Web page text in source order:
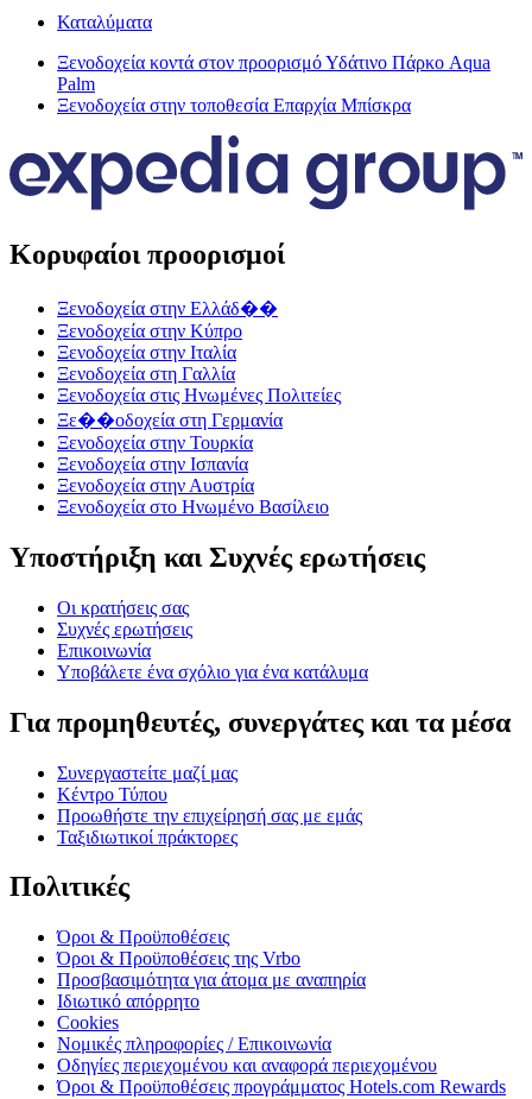
Καταλύματα
Ξενοδοχεία κοντά στον προορισμό Υδάτινο Πάρκο Aqua
Palm
Ξενοδοχεία στην τοποθεσία Επαρχία Μπίσκρα
Κορυφαίοι προορισμοί
Ξενοδοχεία στην Ελλάδ��
Ξενοδοχεία στην Κύπρο
Ξενοδοχεία στην Ιταλία
Ξενοδοχεία στη Γαλλία
Ξενοδοχεία στις Ηνωμένες Πολιτείες
Ξε��οδοχεία στη Γερμανία
Ξενοδοχεία στην Τουρκία
Ξενοδοχεία στην Ισπανία
Ξενοδοχεία στην Αυστρία
Ξενοδοχεία στο Ηνωμένο Βασίλειο
Υποστήριξη και Συχνές ερωτήσεις
Οι κρατήσεις σας
Συχνές ερωτήσεις
Επικοινωνία
Υποβάλετε ένα σχόλιο για ένα κατάλυμα
Για προμηθευτές, συνεργάτες και τα μέσα
Συνεργαστείτε μαζί μας
Κέντρο Τύπου
Προωθήστε την επιχείρησή σας με εμάς
Ταξιδιωτικοί πράκτορες
Πολιτικές
Όροι & Προϋποθέσεις
Όροι & Προϋποθέσεις της Vrbo
Προσβασιμότητα για άτομα με αναπηρία
Ιδιωτικό απόρρητο
Cookies
Νομικές πληροφορίες / Επικοινωνία
Οδηγίες περιεχομένου και αναφορά περιεχομένου
Όροι & Προϋποθέσεις προγράμματος Hotels.com Rewards